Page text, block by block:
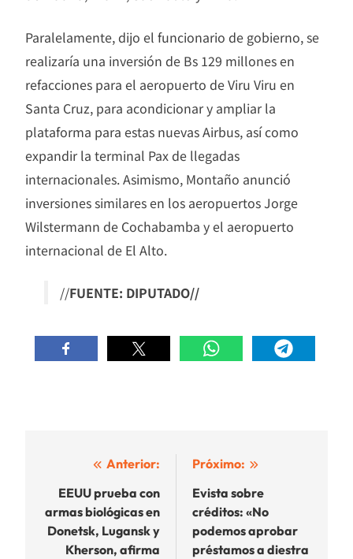
Paralelamente, dijo el funcionario de gobierno, se
realizaría una inversión de Bs 129 millones en
refacciones para el aeropuerto de Viru Viru en
Santa Cruz, para acondicionar y ampliar la
plataforma para estas nuevas Airbus, así como
expandir la terminal Pax de llegadas
internacionales. Asimismo, Montaño anunció
inversiones similares en los aeropuertos Jorge
Wilstermann de Cochabamba y el aeropuerto
internacional de El Alto.
//FUENTE: DIPUTADO//
Navegación
de
entradas
Anterior:
EEUU prueba con
armas biológicas en
Donetsk, Lugansk y
Kherson, afirma
Próximo:
Evista sobre
créditos: «No
podemos aprobar
préstamos a diestra